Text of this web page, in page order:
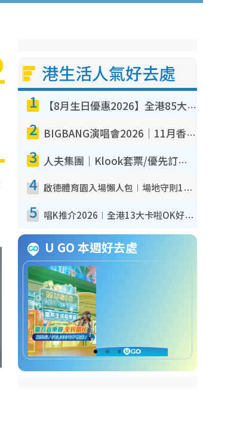
港生活人氣好去處
1 【8月生日優惠2026】全港85大食買玩著數攻略 自助餐/火鍋放題同行免費＋誠品/DONKI送現金券
2 BIGBANG演唱會2026｜11月香港啟德開3場！實名制VIP申請、優先購票攻略
3 人夫集團｜Klook套票/優先訂票/公開發售搶飛攻略！附票價.購票連結.場地座位表
4 啟德體育園入場懶人包︱場地守則12違禁品不可進場准帶細水樽但全場禁樽蓋！應援牌有限制！
5 唱K推介2026︱全港13大卡啦OK好去處！最平$36起 日文K都有！(附地址+收費詳情)
U GO 本週好去處